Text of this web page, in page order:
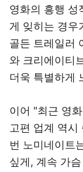
영화의 흥행 성
게 잊히는 경우
골든 트레일러
와 크리에이티
더욱 특별하게
이어 "최근 영
고편 업계 역시
번 노미네이트
싶게, 계속 가